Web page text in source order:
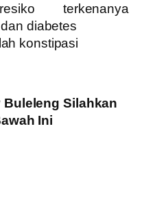
terkenanya
diabetes
konstipasi
Buleleng Silahkan
Ini